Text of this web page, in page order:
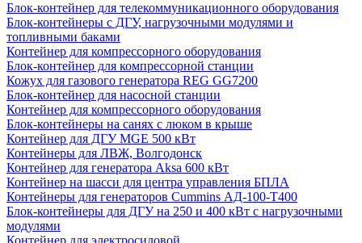
Блок-контейнер для телекоммуникационного оборудования
Блок-контейнеры с ДГУ, нагрузочными модулями и
топливными баками
Контейнер для компрессорного оборудования
Блок-контейнер для компрессорной станции
Кожух для газового генератора REG GG7200
Блок-контейнер для насосной станции
Контейнер для компрессорного оборудования
Блок-контейнеры на санях с люком в крыше
Контейнер для ДГУ MGE 500 кВт
Контейнеры для ЛВЖ, Волгодонск
Контейнер для генератора Aksa 600 кВт
Контейнер на шасси для центра управления БПЛА
Контейнеры для генераторов Cummins АД-100-Т400
Блок-контейнеры для ДГУ на 250 и 400 кВт с нагрузочными
модулями
Контейнер для электросиловой